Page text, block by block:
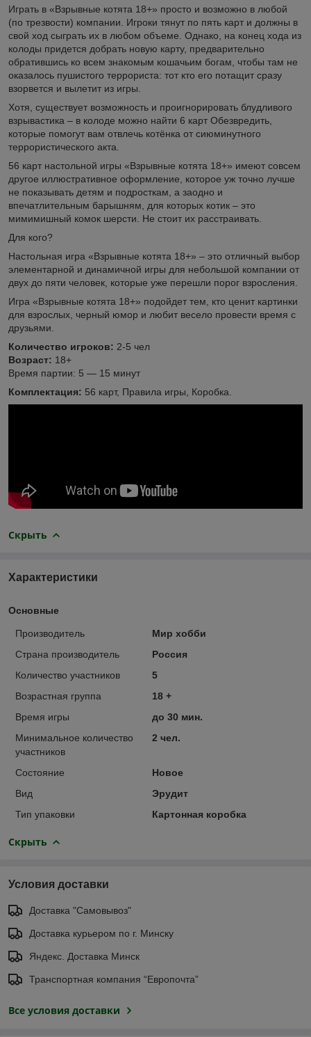
Играть в «Взрывные котята 18+» просто и возможно в любой
(по трезвости) компании. Игроки тянут по пять карт и должны в
свой ход сыграть их в любом объеме. Однако, на конец хода из
колоды придется добрать новую карту, предварительно
обратившись ко всем знакомым кошачьим богам, чтобы там не
оказалось пушистого террориста: тот кто его потащит сразу
взорвется и вылетит из игры.
Хотя, существует возможность и проигнорировать блудливого
взрывастика – в колоде можно найти 6 карт Обезвредить,
которые помогут вам отвлечь котёнка от сиюминутного
террористического акта.
56 карт настольной игры «Взрывные котята 18+» имеют совсем
другое иллюстративное оформление, которое уж точно лучше
не показывать детям и подросткам, а заодно и
впечатлительным барышням, для которых котик – это
мимимишный комок шерсти. Не стоит их расстраивать.
Для кого?
Настольная игра «Взрывные котята 18+» – это отличный выбор
элементарной и динамичной игры для небольшой компании от
двух до пяти человек, которые уже перешли порог взросления.
Игра «Взрывные котята 18+» подойдет тем, кто ценит картинки
для взрослых, черный юмор и любит весело провести время с
друзьями.
Количество игроков: 2-5 чел
Возраст: 18+
Время партии: 5 — 15 минут
Комплектация: 56 карт, Правила игры, Коробка.
Скрыть
Характеристики
Основные
Производитель
Мир хобби
Страна производитель
Россия
Количество участников
5
Возрастная группа
18 +
Время игры
до 30 мин.
Минимальное количество
участников
2 чел.
Состояние
Новое
Вид
Эрудит
Тип упаковки
Картонная коробка
Скрыть
Условия доставки
Доставка "Самовывоз"
Доставка курьером по г. Минску
Яндекс. Доставка Минск
Транспортная компания “Европочта”
Все условия доставки